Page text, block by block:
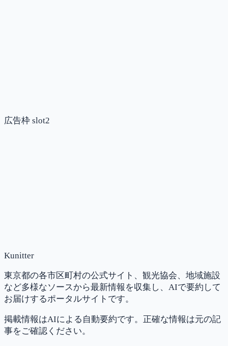
広告枠 slot2
Kunitter
東京都の各市区町村の公式サイト、観光協会、地域施設
など多様なソースから最新情報を収集し、AIで要約して
お届けするポータルサイトです。
掲載情報はAIによる自動要約です。正確な情報は元の記
事をご確認ください。